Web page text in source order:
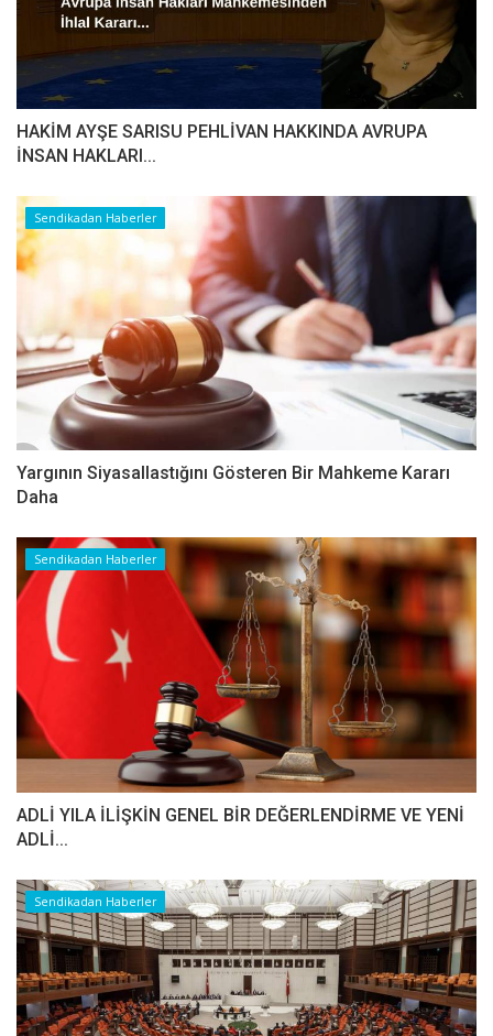
HAKİM AYŞE SARISU PEHLİVAN HAKKINDA AVRUPA
İNSAN HAKLARI...
Sendikadan Haberler
Yargının Siyasallastığını Gösteren Bir Mahkeme Kararı
Daha
Sendikadan Haberler
ADLİ YILA İLİŞKİN GENEL BİR DEĞERLENDİRME VE YENİ
ADLİ...
Sendikadan Haberler